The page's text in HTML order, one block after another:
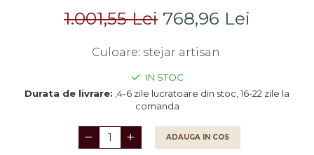
1.001,55 Lei 768,96 Lei
Culoare: stejar artisan
IN STOC
Durata de livrare: ,4-6 zile lucratoare din stoc, 16-22 zile la
comanda
ADAUGA IN COS